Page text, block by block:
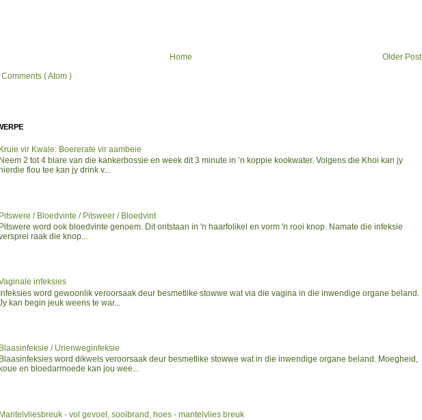
Older Post
Home
Comments ( Atom )
Kruie vir Kwale: Boererate vir aambeie
Neem 2 tot 4 blare van die kankerbossie en week dit 3 minute in ’n koppie kookwater. Volgens die Khoi kan jy
hierdie flou tee kan jy drink v...
Pitswere / Bloedvinte / Pitsweer / Bloedvint
Pitswere word ook bloedvinte genoem. Dit ontstaan in 'n haarfolikel en vorm 'n rooi knop. Namate die infeksie
raak die knop...
infeksies
Infeksies word gewoonlik veroorsaak deur besmetlike stowwe wat via die vagina in die inwendige organe beland.
kan begin jeuk weens te war...
Blaasinfeksie / Urienweginfeksie
Blaasinfeksies word dikwels veroorsaak deur besmetlike stowwe wat in die inwendige organe beland. Moegheid,
koue en bloedarmoede kan jou wee...
Mantelvliesbreuk - vol gevoel, sooibrand, hoes - mantelvlies breuk